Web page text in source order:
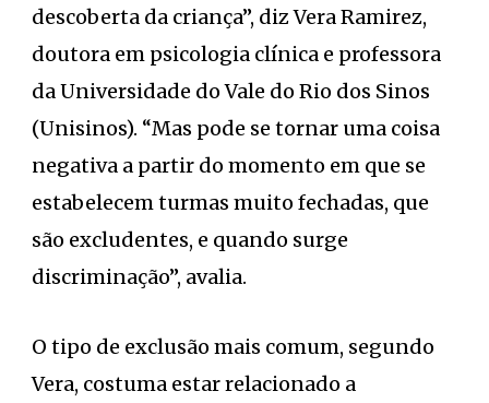
descoberta da criança”, diz Vera Ramirez,
doutora em psicologia clínica e professora
da Universidade do Vale do Rio dos Sinos
(Unisinos). “Mas pode se tornar uma coisa
negativa a partir do momento em que se
estabelecem turmas muito fechadas, que
são excludentes, e quando surge
discriminação”, avalia.
O tipo de exclusão mais comum, segundo
Vera, costuma estar relacionado a